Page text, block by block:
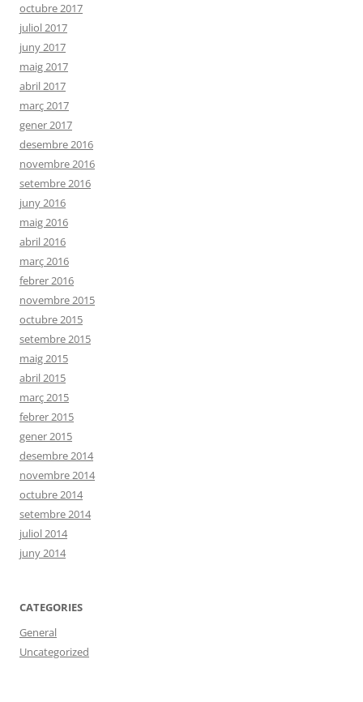
octubre 2017
juliol 2017
juny 2017
maig 2017
abril 2017
març 2017
gener 2017
desembre 2016
novembre 2016
setembre 2016
juny 2016
maig 2016
abril 2016
març 2016
febrer 2016
novembre 2015
octubre 2015
setembre 2015
maig 2015
abril 2015
març 2015
febrer 2015
gener 2015
desembre 2014
novembre 2014
octubre 2014
setembre 2014
juliol 2014
juny 2014
CATEGORIES
General
Uncategorized